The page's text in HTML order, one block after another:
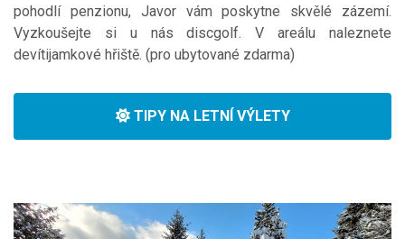
pohodlí penzionu, Javor vám poskytne skvělé zázemí.
Vyzkoušejte si u nás discgolf. V areálu naleznete
devítijamkové hřiště. (pro ubytované zdarma)
TIPY NA LETNÍ VÝLETY